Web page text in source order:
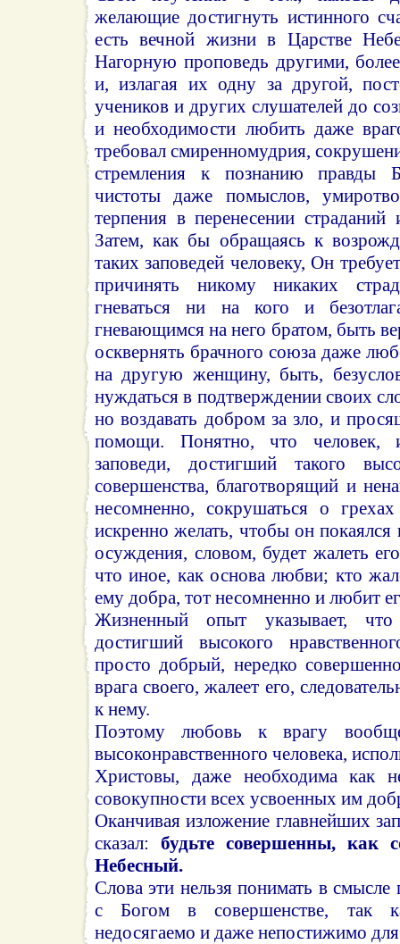
желающие достигнуть истинного
есть вечной жизни в Царстве
Нагорную проповедь другими,
и, излагая их одну за другой,
учеников и других слушателей до
и необходимости любить даже
требовал смиренномудрия,
стремления к познанию правды
чистоты даже помыслов,
терпения в перенесении страданий
Затем, как бы обращаясь к
таких заповедей человеку, Он
причинять никому никаких
гневаться ни на кого и
гневающимся на него братом, быть
осквернять брачного союза даже
на другую женщину, быть,
нуждаться в подтверждении своих
но воздавать добром за зло, и
помощи. Понятно, что человек,
заповеди, достигший такого
совершенства, благотворящий и
несомненно, сокрушаться о
искренно желать, чтобы он покаялся
осуждения, словом, будет жалеть
что иное, как основа любви; кто
ему добра, тот несомненно и любит
Жизненный опыт указывает,
достигший высокого
просто добрый, нередко
врага своего, жалеет его,
к нему.
Поэтому любовь к врагу
высоконравственного человека,
Христовы, даже необходима как
совокупности всех усвоенных им
Оканчивая изложение главнейших
сказал: будьте совершенны, как
Небесный.
Слова эти нельзя понимать в смысле
с Богом в совершенстве, так
недосягаемо и даже непостижимо для